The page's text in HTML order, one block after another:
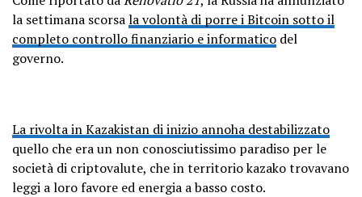
la settimana scorsala volontà di porre i Bitcoin sotto il
completo controllo finanziario e informatico del
governo.
La rivolta in Kazakistan di inizio annoha destabilizzato
quello che era un non conosciutissimo paradiso per le
società di criptovalute, che in territorio kazako trovavano
leggi a loro favore ed energia a basso costo.